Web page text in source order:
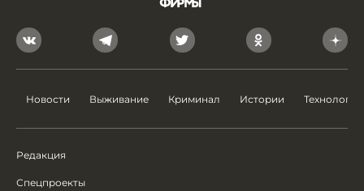
Новости Выживание Криминал Истории Технологии
Редакция
Спецпроекты